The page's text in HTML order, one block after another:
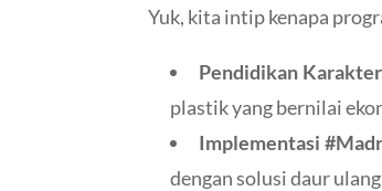
Yuk, kita intip kenapa
Pendidikan
plastik yang bernilai
Implementasi
dengan solusi daur